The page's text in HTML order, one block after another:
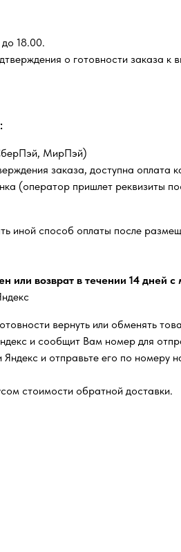
18.00.
о готовности заказа
МирПэй)
заказа, доступна
(оператор пришлет реквизиты
иной способ оплаты после
возврат в течении 14 дней с
вернуть или обменять
и сообщит Вам номер для
Яндекс и отправьте его по
стоимости обратной доставки.